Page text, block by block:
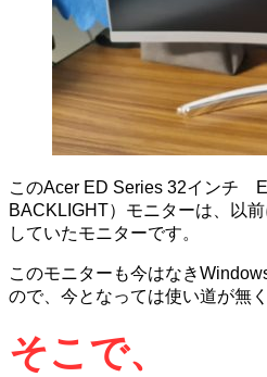
このAcer ED Series 32インチ
BACKLIGHT）モニターは、以
していたモニターです。
このモニターも今はなき
ので、今となっては使い道が無
そこで、